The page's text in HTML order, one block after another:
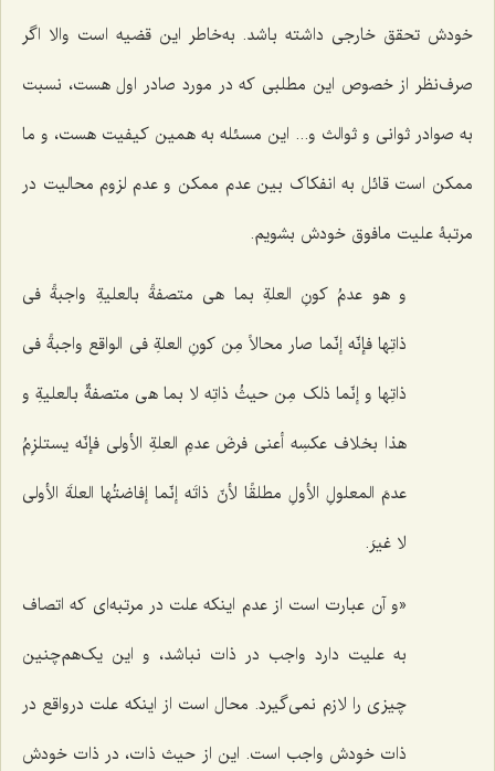
خودش تحقق خارجى داشته باشد. به‌خاطر این قضیه است والا اگر
صرف‌نظر از خصوص این مطلبى که در مورد صادر اول هست، نسبت
به صوادر ثوانى و ثوالث و... این مسئله به همین کیفیت هست، و ما
ممکن است قائل به انفکاک بین عدم ممکن و عدم لزوم محالیت در
مرتبۀ علیت مافوق خودش بشویم.
و هو عدمُ کونِ العلةِ بما هی متصفةً بالعلیةِ واجبةً فی
ذاتِها فإنّه إنّما صار محالاً مِن کونِ العلةِ فی الواقع واجبةً فی
ذاتِها و إنّما ذلک مِن حیثُ ذاتِه لا بما هی متصفةٌ بالعلیةِ و
هذا بخلاف عکسِه أعنی فرضَ عدمِ العلةِ الأولى فإنّه یستلزِمُ
عدمَ المعلولِ الأولِ مطلقًا لأنّ ذاتَه إنّما إفاضتُها العلةَ الأولى
لا غیرَ.
«و آن عبارت است از عدم اینکه علت در مرتبه‌اى که اتصاف
به علیت دارد واجب در ذات نباشد، و این یک‌هم‌چنین
چیزى را لازم نمى‌گیرد. محال است از اینکه علت درواقع در
ذات خودش واجب است. این از حیث ذات، در ذات خودش